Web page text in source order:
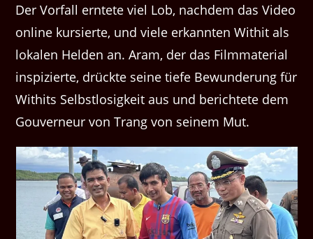
Der Vorfall erntete viel Lob, nachdem das Video
online kursierte, und viele erkannten Withit als
lokalen Helden an. Aram, der das Filmmaterial
inspizierte, drückte seine tiefe Bewunderung für
Withits Selbstlosigkeit aus und berichtete dem
Gouverneur von Trang von seinem Mut.